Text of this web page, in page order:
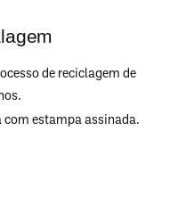
de reciclagem de
estampa assinada.